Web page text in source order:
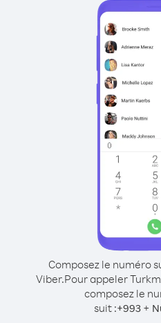
Composez le numéro
Viber.Pour appeler
composez le
suit :+993 +